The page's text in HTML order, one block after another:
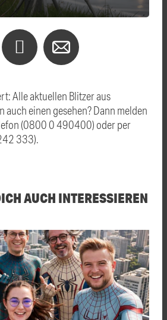
Alle aktuellen Blitzer aus
auch einen gesehen? Dann melden
(0800 0 490400) oder per
333).
AUCH INTERESSIEREN